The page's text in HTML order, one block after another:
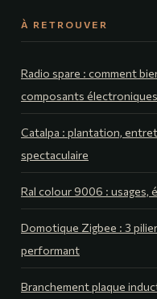
À RETROUVER
Radio spare : comment
composants électroniques
Catalpa : plantation,
spectaculaire
Ral colour 9006 : usages,
Domotique Zigbee : 3
performant
Branchement plaque